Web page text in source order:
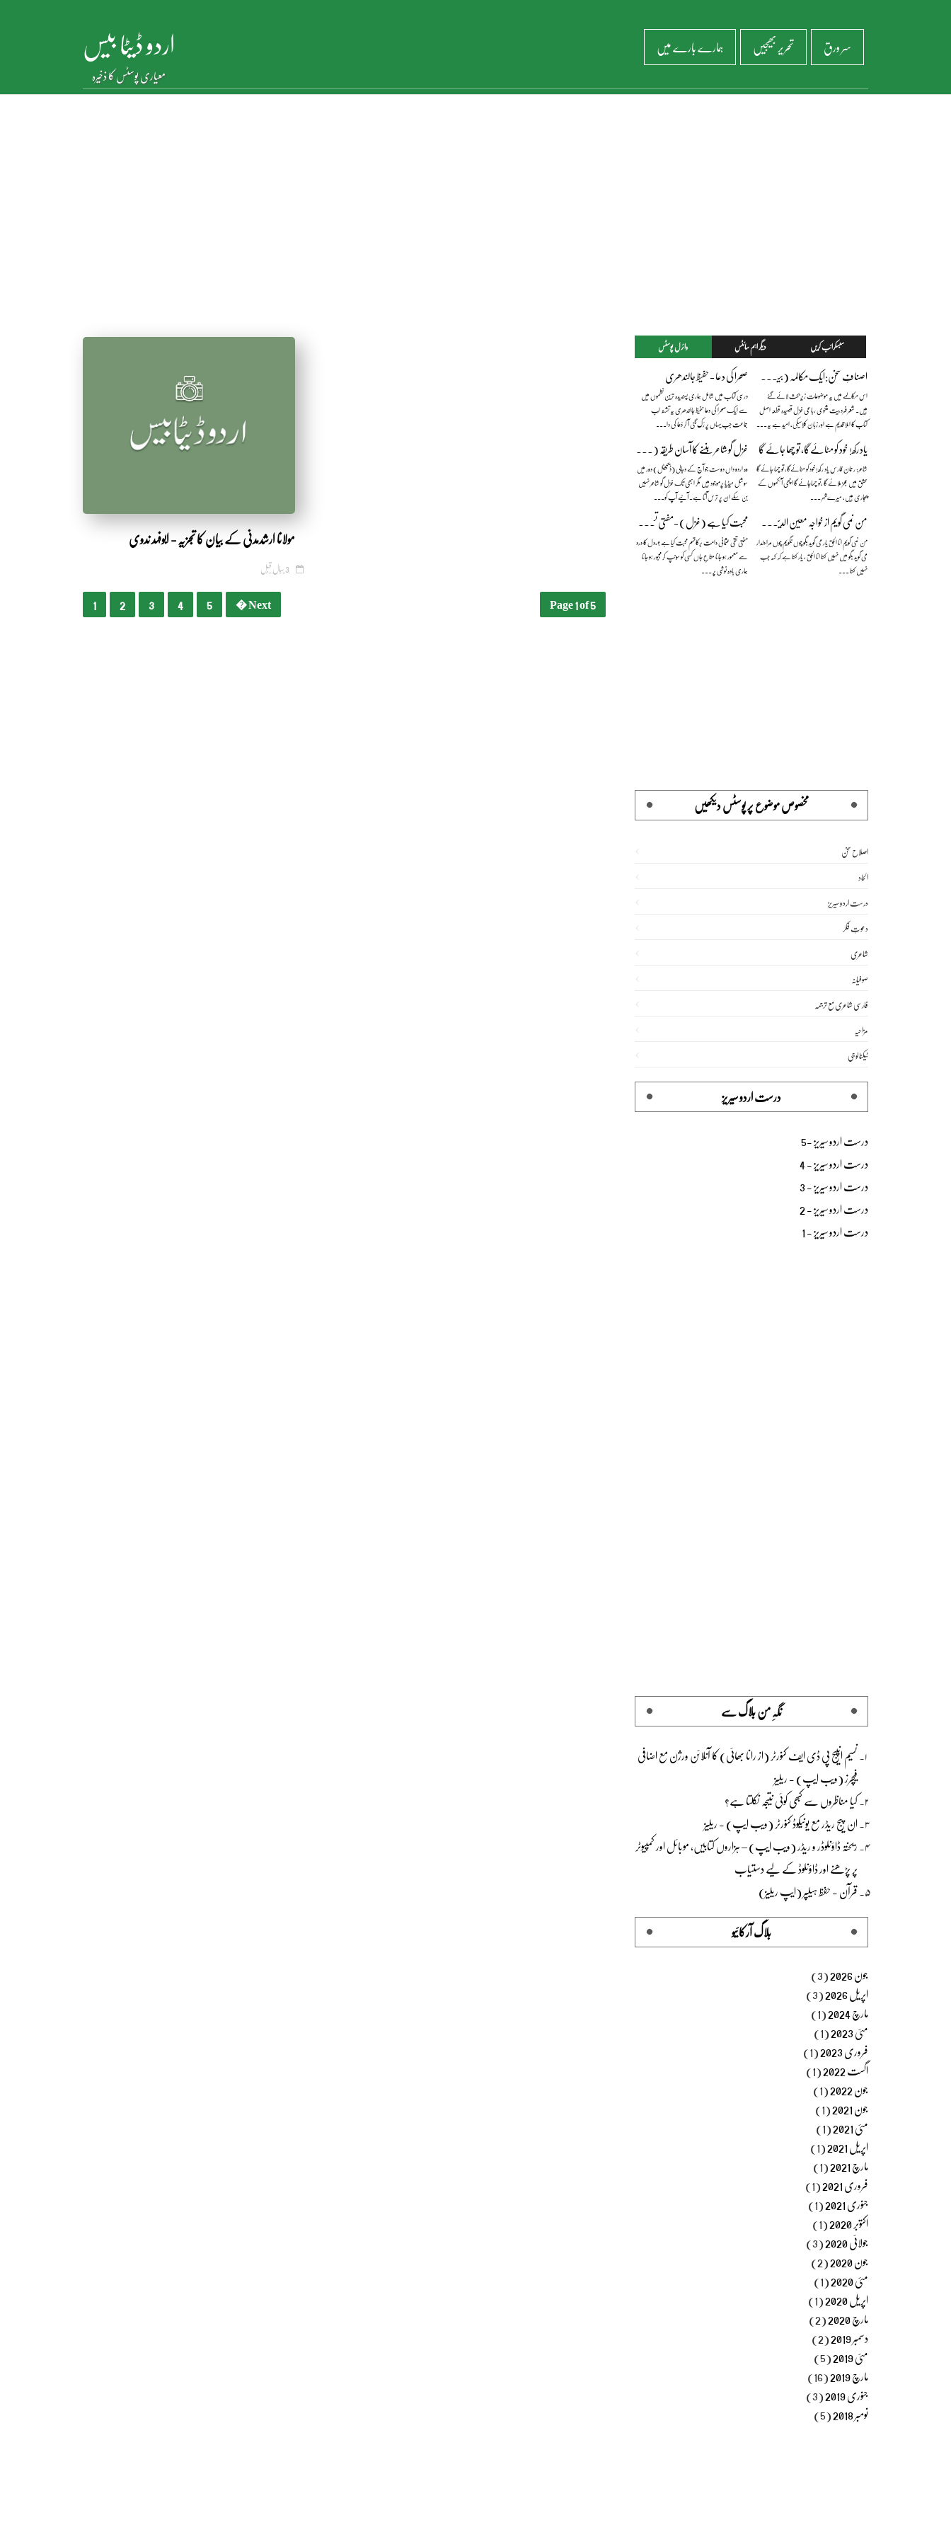
اردو ڈیٹا بیس
معیاری پوسٹس کا ذخیرہ
سر ورق تحریر بھیجیں ہمارے بارے میں
مولانا ارشدمدنی کے بیان کا تجزیہ - ابوفہد ندوی
3 سال قبل
Page 1 of 5
1 2 3 4 5 Next �
وائرل پوسٹس دیگر اہم سائٹس سبسکرائب کریں
صحرا کی دعا - حفیظ جالندھری
درسی کتاب میں شامل ہماری پسندیدہ ترین نظموں میں
سے ایک صحرا کی دعا حفیظ جالندھری یہ تشنہ لَب
جماعت جب یہاں پر رُک گئی آ کر دُعا کی دا...
اصنافِ سخن:ایک مکالمہ (بیت،قطعہ،رباعی،غزل) — بیج ناتھ سہائے فگارؔ
اس مکالمے میں یہ موضوعات زیرِ بحث لائے گئے
ہیں۔ شعر فرد بیت مثنوی رباعی غزل قصیدہ قطعہ اصل
کتاب کا املا قدیم ہے اور زبان کلاسیکی، امید ہے یہ...
غزل گو شاعر بننے کا آسان طریقہ (مزاحیہ) — نعمان علی خان
وہ اردو داں دوست جو آج کے دجالی (ڈیجیٹل) دور میں
سوشل میڈیا پرموجود ہیں مگر ابھی تک غزل گو شاعر نہیں
بن سکے ان پر ترس آتا ہے۔ آئیے آپ کو...
یاد رکھ! خود کو مٹائےگا، تو چھا جائے گا
شاعر: رحمان فارس یاد رکھ! خود کو مٹائےگا، تو چھا جائے گا
عشق میں عجز ملائے گا ،تو چھاجائے گا اچھی آنکھوں کے
پجاری ہیں، میرےشہر ...
محبت کیا ہے (غزل) -مفتی تقی عثمانی دامت برکاتہم
مفتی تقی عثمانی دامت برکاتہم محبت کیا ہے ؟،دل کا درد
سے معمور ہو جانا متاعِ جاں کسی کو سونپ کر مجبور ہو جانا
ہماری بادہ نوشی پر ...
من نمی گویم از خواجہ معین الدین چشتیؒ (مع منظوم اردو ترجمہ)
من نمی گویم انا الحق یار می گوید بگو چوں نگویم چوں مرا دلدار
می گوید بگو میں نہیں کہتا انا الحق ، یار کہتا ہے کہ کہہ جب
نہیں کہتا ...
مخصوص موضوع پر پوسٹس دیکھیں
اصلاح سخن
الحاد
درست اردو سیریز
دعوتِ فکر
شاعری
صوفیانہ
فارسی شاعری مع ترجمہ
مزاحیہ
ٹیکنالوجی
درست اردو سیریز
درست اردو سیریز -5
درست اردو سیریز - 4
درست اردو سیریز - 3
درست اردو سیریز - 2
درست اردو سیریز - 1
نگہِ من بلاگ سے
نسیم انپیج پی ڈی ایف کنورٹر (از رانا بھائی) کا آنلائن ورژن مع اضافی
فیچرز (ویب ایپ) - ریلیز
کیا مناظروں سے کبھی کوئی نتیجہ نکلتا ہے؟
ان پیج ریڈر مع یونیکوڈ کنورٹر (ویب ایپ) - ریلیز
ریختہ ڈاؤنلوڈر و ریڈر (ویب ایپ) – ہزاروں کتابیں، موبائل اور کمپیوٹر
پر پڑھنے اور ڈاؤنلوڈ کے لیے دستیاب
قرآن - حفظ ہیلپر (ایپ ریلیز)
بلاگ آرکائیو
جون 2026 (3)
اپریل 2026 (3)
مارچ 2024 (1)
مئی 2023 (1)
فروری 2023 (1)
اگست 2022 (1)
جون 2022 (1)
جون 2021 (1)
مئی 2021 (1)
اپریل 2021 (1)
مارچ 2021 (1)
فروری 2021 (1)
جنوری 2021 (1)
اکتوبر 2020 (1)
جولائی 2020 (3)
جون 2020 (2)
مئی 2020 (1)
اپریل 2020 (1)
مارچ 2020 (2)
دسمبر 2019 (2)
مئی 2019 (5)
مارچ 2019 (16)
جنوری 2019 (3)
نومبر 2018 (5)